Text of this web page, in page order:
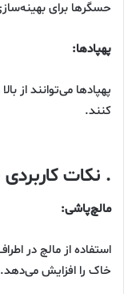
حسگرها برای
پهپادها:
پهپادها می‌توانند از
کنند.
. نکات
مالچ‌پاشی:
استفاده از مالچ در
خاک را افزایش می‌دهد.